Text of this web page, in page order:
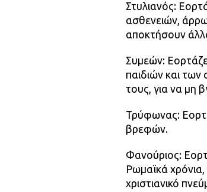
Στυλιανός:
ασθενειών,
αποκτήσουν
Συμεών:
παιδιών και των
τους, για να μη
Τρύφωνας:
βρεφών.
Φανούριος:
Ρωμαϊκά
χριστιανικό